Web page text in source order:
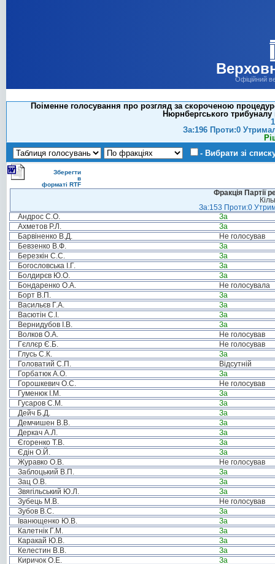
Офіційний
Поіменне голосування про розгляд за скороченою
Нюрнбергського
За:196 Проти:0
- Вибрати зі
Зберегти
в
форматі RTF
Фракція Партії
За:153 Проти:0
Андрос С.О.
За
Ахметов Р.Л.
За
Барвіненко В.Д.
Не голосував
Бевзенко В.Ф.
За
Березкін С.С.
За
Богословська І.Г.
За
Болдирєв Ю.О.
За
Бондаренко О.А.
Не голосувала
Борт В.П.
За
Васильєв Г.А.
За
Васютін С.І.
За
Вернидубов І.В.
За
Волков О.А.
Не голосував
Гєллєр Є.Б.
Не голосував
Глусь С.К.
За
Головатий С.П.
Відсутній
Горбатюк А.О.
За
Горошкевич О.С.
Не голосував
Гуменюк І.М.
За
Гусаров С.М.
За
Дейч Б.Д.
За
Демчишен В.В.
За
Деркач А.Л.
За
Єгоренко Т.В.
За
Єдін О.Й.
За
Журавко О.В.
Не голосував
Заблоцький В.П.
За
Зац О.В.
За
Звягільський Ю.Л.
За
Зубець М.В.
Не голосував
Зубов В.С.
За
Іванющенко Ю.В.
За
Калетнік Г.М.
За
Каракай Ю.В.
За
Келестин В.В.
За
Киричок О.Е.
За